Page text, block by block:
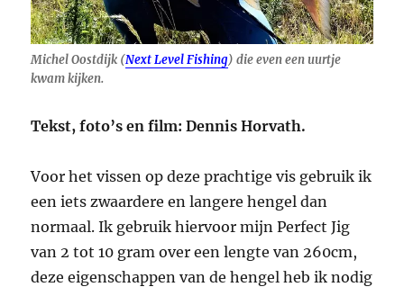
Michel Oostdijk (Next Level Fishing) die even een uurtje
kwam kijken.
Tekst, foto’s en film: Dennis Horvath.
Voor het vissen op deze prachtige vis gebruik ik
een iets zwaardere en langere hengel dan
normaal. Ik gebruik hiervoor mijn Perfect Jig
van 2 tot 10 gram over een lengte van 260cm,
deze eigenschappen van de hengel heb ik nodig